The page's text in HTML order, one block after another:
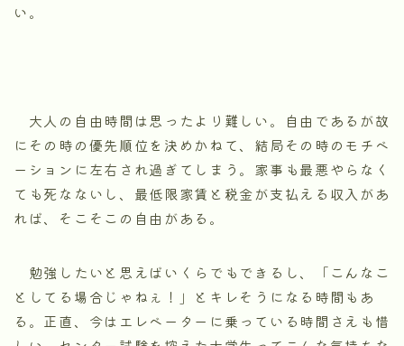
い。
大人の自由時間は思ったより難しい。自由であるが故
にその時の優先順位を決めかねて、結局その時のモチベ
ーションに左右され過ぎてしまう。家事も最悪やらなく
ても死なないし、最低限家賃と税金が支払える収入があ
れば、そこそこの自由がある。
勉強したいと思えばいくらでもできるし、「こんなこ
としてる場合じゃねぇ！」とキレそうになる時間もあ
る。正直、今はエレベーターに乗っている時間さえも惜